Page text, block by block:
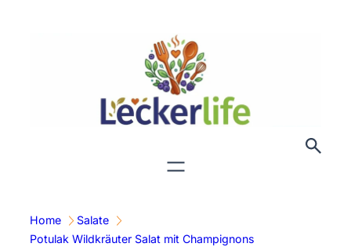
Home
Salate
Potulak Wildkräuter Salat mit Champignons